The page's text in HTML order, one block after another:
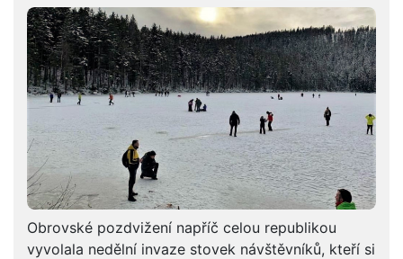
Obrovské pozdvižení napříč celou republikou
vyvolala nedělní invaze stovek návštěvníků, kteří si